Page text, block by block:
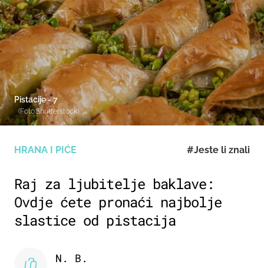
HRANA I PIĆE #Jeste li znali
Raj za ljubitelje baklave:
Ovdje ćete pronaći najbolje
slastice od pistacija
N. B.
Pistacije - 7
(Foto:Shutterstock)